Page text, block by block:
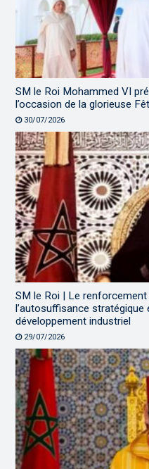
SM le Roi Mohammed VI
l’occasion de la glorieuse
30/07/2026
SM le Roi | Le
l’autosuffisance
développement industriel
29/07/2026